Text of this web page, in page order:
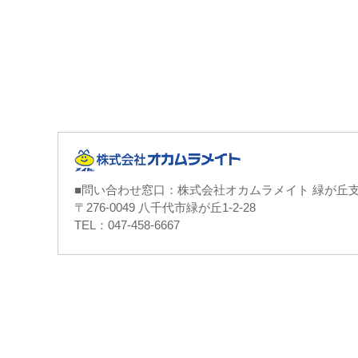
■問い合わせ窓口：株式会社オカムラメイト 緑が丘
〒276-0049 八千代市緑が丘1-2-28
TEL：047-458-6667